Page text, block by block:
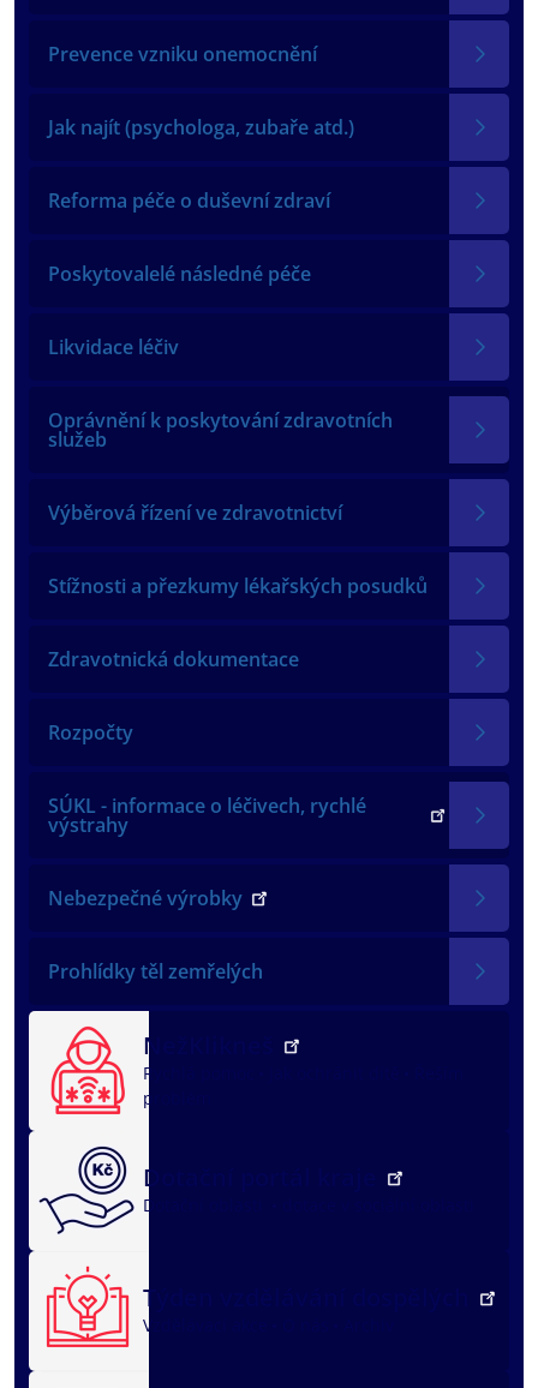
Prevence vzniku onemocnění
Jak najít (psychologa, zubaře atd.)
Reforma péče o duševní zdraví
Poskytovalelé následné péče
Likvidace léčiv
Oprávnění k poskytování zdravotních
služeb
Výběrová řízení ve zdravotnictví
Stížnosti a přezkumy lékařských posudků
Zdravotnická dokumentace
Rozpočty
SÚKL - informace o léčivech, rychlé
výstrahy
Nebezpečné výrobky
Prohlídky těl zemřelých
NežKlikneš
Rychlá pomoc
problém
Dotační portál kraje
Dotační oblasti
Týden vzdělávání dospělých
Vzdělávací akce